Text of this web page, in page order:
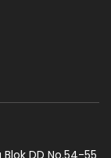
DD No.54-55